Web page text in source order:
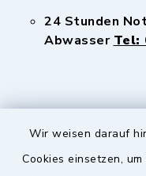
Wir weisen darauf
Cookies einsetzen,
24 Stunden
Abwasser Tel: